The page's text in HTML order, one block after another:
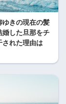
ゆきの現在の髪
婚した旦那をチ
された理由は